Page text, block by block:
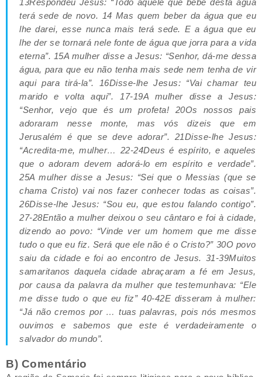
13Respondeu Jesus: “Todo aquele que bebe desta água
terá sede de novo. 14 Mas quem beber da água que eu
lhe darei, esse nunca mais terá sede. E a água que eu
lhe der se tornará nele fonte de água que jorra para a vida
eterna”. 15A mulher disse a Jesus: “Senhor, dá-me dessa
água, para que eu não tenha mais sede nem tenha de vir
aqui para tirá-la”. 16Disse-lhe Jesus: “Vai chamar teu
marido e volta aqui”. 17-19A mulher disse a Jesus:
“Senhor, vejo que és um profeta! 20Os nossos pais
adoraram nesse monte, mas vós dizeis que em
Jerusalém é que se deve adorar”. 21Disse-lhe Jesus:
“Acredita-me, mulher… 22-24Deus é espírito, e aqueles
que o adoram devem adorá-lo em espírito e verdade”.
25A mulher disse a Jesus: “Sei que o Messias (que se
chama Cristo) vai nos fazer conhecer todas as coisas”.
26Disse-lhe Jesus: “Sou eu, que estou falando contigo”.
27-28Então a mulher deixou o seu cântaro e foi à cidade,
dizendo ao povo: “Vinde ver um homem que me disse
tudo o que eu fiz. Será que ele não é o Cristo?” 30O povo
saiu da cidade e foi ao encontro de Jesus. 31-39Muitos
samaritanos daquela cidade abraçaram a fé em Jesus,
por causa da palavra da mulher que testemunhava: “Ele
me disse tudo o que eu fiz” 40-42E disseram à mulher:
“Já não cremos por … tuas palavras, pois nós mesmos
ouvimos e sabemos que este é verdadeiramente o
salvador do mundo”.
B) Comentário